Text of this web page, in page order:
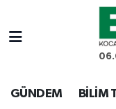
GÜNDEM BİLİM
Kocaeli
Kocaeli Hava